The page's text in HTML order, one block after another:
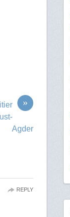
»
Agder
REPLY